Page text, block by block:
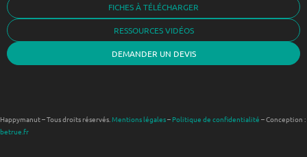
FICHES À TÉLÉCHARGER
RESSOURCES VIDÉOS
DEMANDER UN DEVIS
Happymanut – Tous droits réservés. Mentions légales– Politique de confidentialité – Conception :
betrue.fr